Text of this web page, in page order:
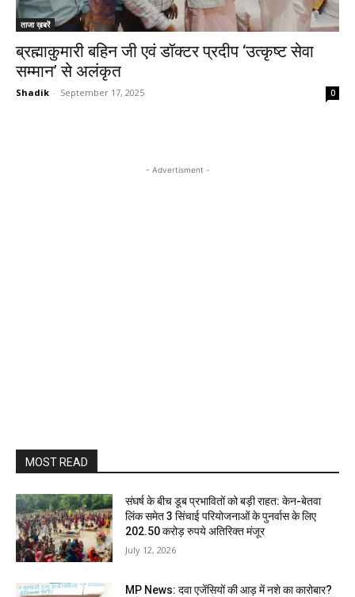
ताजा ख़बरें
ब्रह्माकुमारी बहिन जी एवं डॉक्टर प्रदीप ‘उत्कृष्ट सेवा
सम्मान’ से अलंकृत
Shadik - September 17, 2025 0
- Advertisment -
MOST READ
संघर्ष के बीच डूब प्रभावितों को बड़ी राहत: केन-बेतवा
लिंक समेत 3 सिंचाई परियोजनाओं के पुनर्वास के लिए
202.50 करोड़ रुपये अतिरिक्त मंजूर
July 12, 2026
MP News: दवा एजेंसियों की आड़ में नशे का कारोबार?